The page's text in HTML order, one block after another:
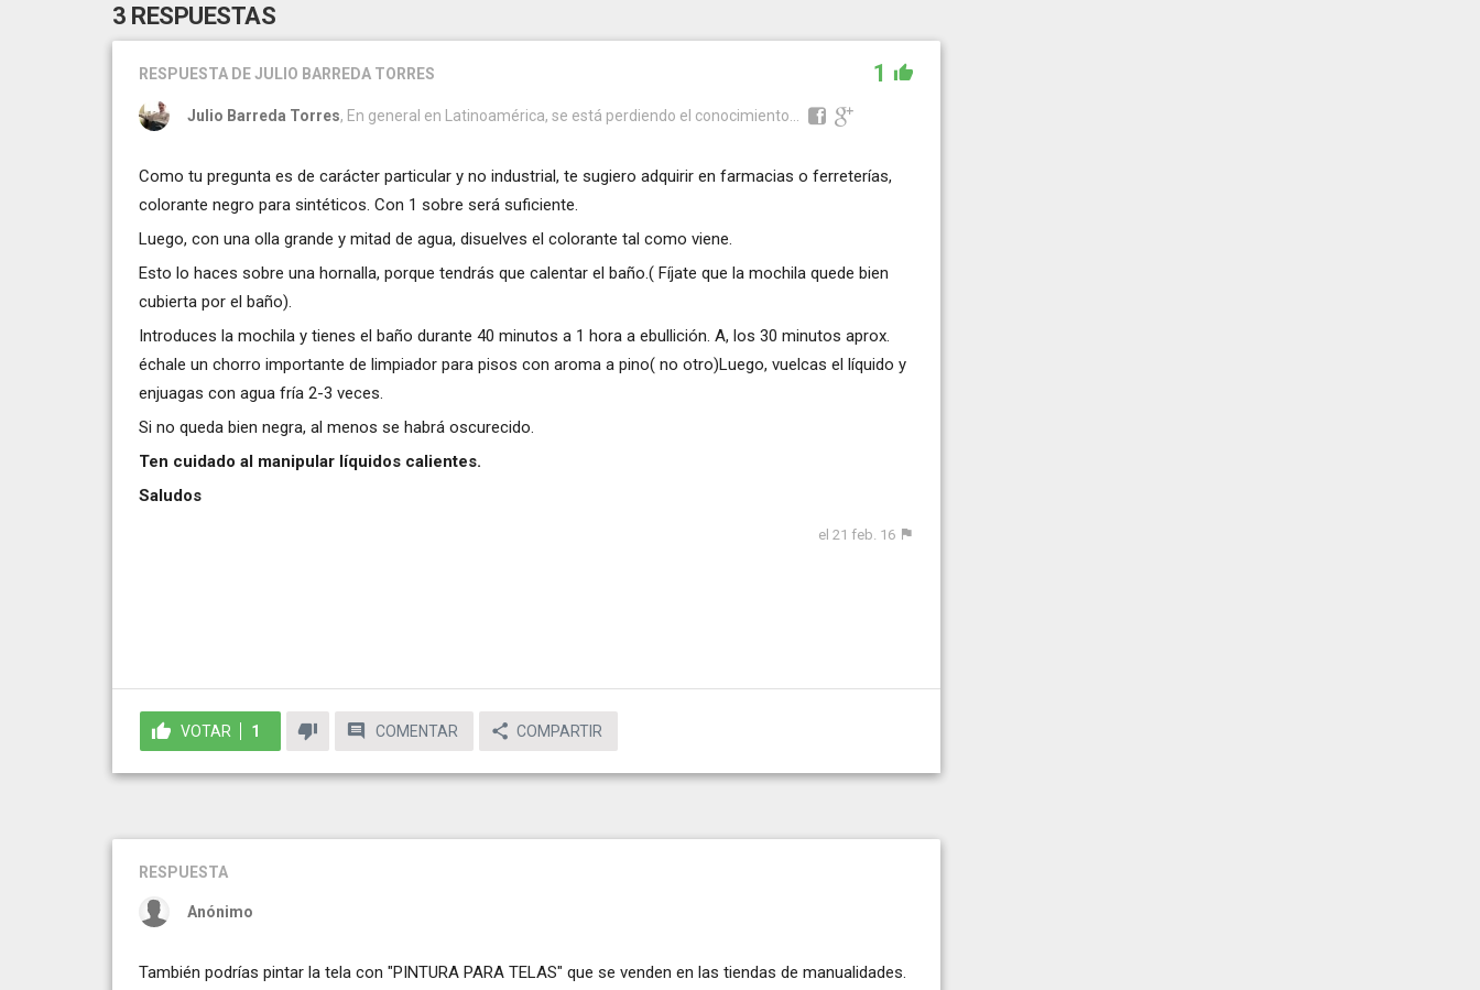
3 RESPUESTAS
RESPUESTA DE JULIO BARREDA TORRES 1
Julio Barreda Torres, En general en Latinoamérica, se está perdiendo el conocimiento...
Como tu pregunta es de carácter particular y no industrial, te sugiero adquirir en farmacias o ferreterías,
colorante negro para sintéticos. Con 1 sobre será suficiente.
Luego, con una olla grande y mitad de agua, disuelves el colorante tal como viene.
Esto lo haces sobre una hornalla, porque tendrás que calentar el baño.( Fíjate que la mochila quede bien
cubierta por el baño).
Introduces la mochila y tienes el baño durante 40 minutos a 1 hora a ebullición. A, los 30 minutos aprox.
échale un chorro importante de limpiador para pisos con aroma a pino( no otro)Luego, vuelcas el líquido y
enjuagas con agua fría 2-3 veces.
Si no queda bien negra, al menos se habrá oscurecido.
Ten cuidado al manipular líquidos calientes.
Saludos
el 21 feb. 16
VOTAR 1 COMENTAR COMPARTIR
RESPUESTA
Anónimo
También podrías pintar la tela con "PINTURA PARA TELAS" que se venden en las tiendas de manualidades.